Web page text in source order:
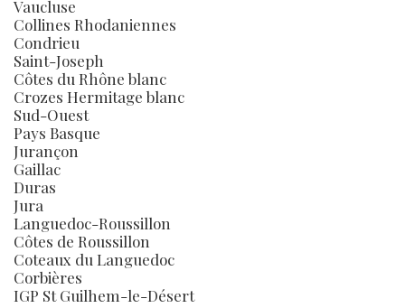
Vaucluse
Collines Rhodaniennes
Condrieu
Saint-Joseph
Côtes du Rhône blanc
Crozes Hermitage blanc
Sud-Ouest
Pays Basque
Jurançon
Gaillac
Duras
Jura
Languedoc-Roussillon
Côtes de Roussillon
Coteaux du Languedoc
Corbières
IGP St Guilhem-le-Désert